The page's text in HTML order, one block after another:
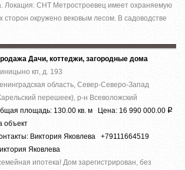
Локация: СНТ Метростроевец имеет охраняемую
сторон окружено вековым лесом. В садоводстве
Дачи, коттеджи, загородные дома
кп, д. 193
область, Север-Северо-Запад
перешеек), р-н Всеволожский
площадь: 130.00 кв. м Цена: 16 990 000.00 Р
объект
Виктория Яковлева +79111664519
Яковлева
ипотека! Дoм зapeгиcтрирован, без